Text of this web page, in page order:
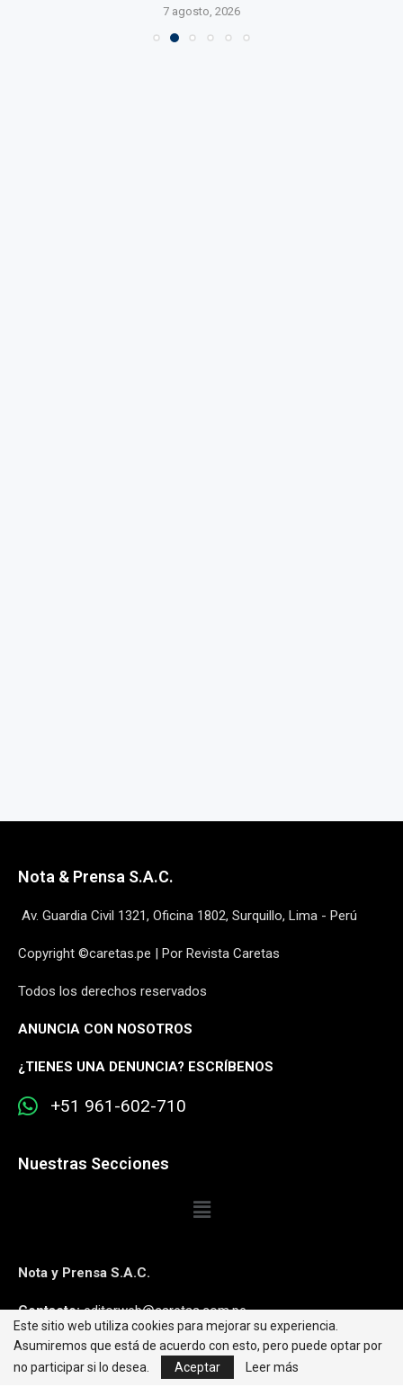
7 agosto, 2026
Nota & Prensa S.A.C.
Av. Guardia Civil 1321, Oficina 1802, Surquillo, Lima - Perú
Copyright ©caretas.pe | Por Revista Caretas
Todos los derechos reservados
ANUNCIA CON NOSOTROS
¿TIENES UNA DENUNCIA? ESCRÍBENOS
+51 961-602-710
Nuestras Secciones
Nota y Prensa S.A.C.
Contacto:editorweb@caretas.com.pe
Síguenos:
Este sitio web utiliza cookies para mejorar su experiencia.
Asumiremos que está de acuerdo con esto, pero puede optar por
no participar si lo desea.
Aceptar Leer más